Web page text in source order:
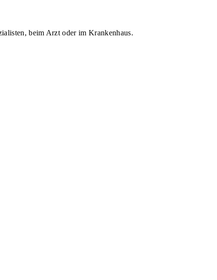
beim Arzt oder im Krankenhaus.